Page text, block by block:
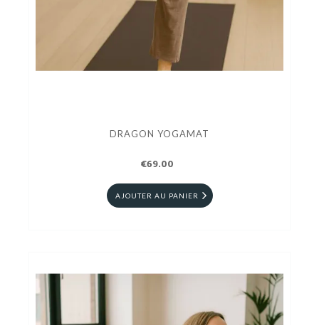
DRAGON YOGAMAT
€69.00
AJOUTER AU PANIER